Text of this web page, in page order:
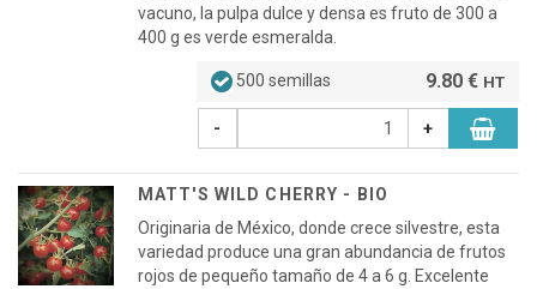
vacuno, la pulpa dulce y densa es fruto de 300 a
400 g es verde esmeralda.
500 semillas 9.80 € HT
- +
MATT'S WILD CHERRY - BIO
Originaria de México, donde crece silvestre, esta
variedad produce una gran abundancia de frutos
rojos de pequeño tamaño de 4 a 6 g. Excelente